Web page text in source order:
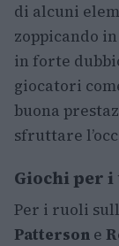
di alcuni
zoppicando
in forte
giocatori
buona
sfruttare
Giochi per
Per i ruoli
Patterson e